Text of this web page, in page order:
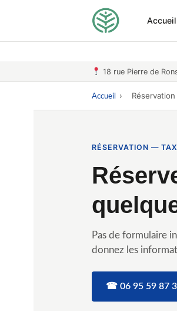
18 rue Pierre de
Accueil
Accueil › Réservation
RÉSERVATION —
Pas de formulaire
donnez les
☎ 06 95 59 87